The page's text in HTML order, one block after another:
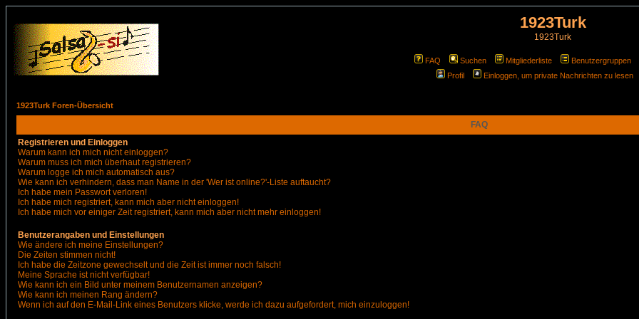
1923Turk
1923Turk
FAQ Suchen Mitgliederliste Benutzergruppen
Profil
Einloggen, um private Nachrichten zu lesen
1923Turk Foren-Übersicht
FAQ
Registrieren und Einloggen
Warum kann ich mich nicht einloggen?
Warum muss ich mich überhaut registrieren?
Warum logge ich mich automatisch aus?
Wie kann ich verhindern, dass man Name in der 'Wer ist online?'-Liste auftaucht?
Ich habe mein Passwort verloren!
Ich habe mich registriert, kann mich aber nicht einloggen!
Ich habe mich vor einiger Zeit registriert, kann mich aber nicht mehr einloggen!
Benutzerangaben und Einstellungen
Wie ändere ich meine Einstellungen?
Die Zeiten stimmen nicht!
Ich habe die Zeitzone gewechselt und die Zeit ist immer noch falsch!
Meine Sprache ist nicht verfügbar!
Wie kann ich ein Bild unter meinem Benutzernamen anzeigen?
Wie kann ich meinen Rang ändern?
Wenn ich auf den E-Mail-Link eines Benutzers klicke, werde ich dazu aufgefordert, mich einzuloggen!